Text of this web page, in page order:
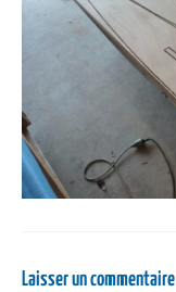
Laisser un commentaire